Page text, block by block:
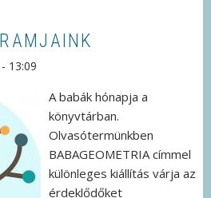
13:09
A babák hónapja a
könyvtárban.
Olvasótermünkben
BABAGEOMETRIA címmel
különleges kiállítás várja az
érdeklődőket